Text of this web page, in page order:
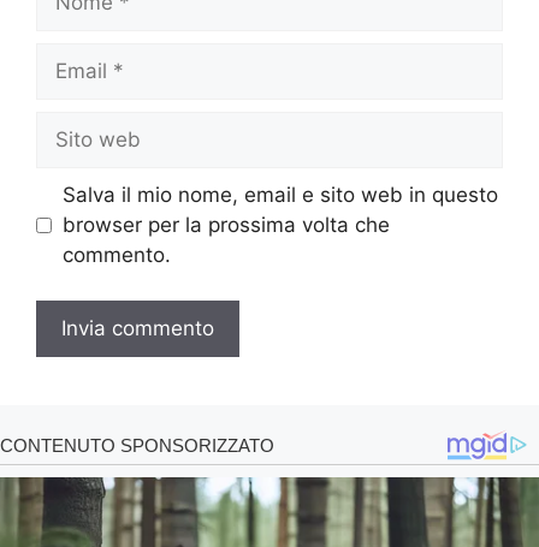
web
Salva il mio nome, email e sito web in questo
browser per la prossima volta che
commento.